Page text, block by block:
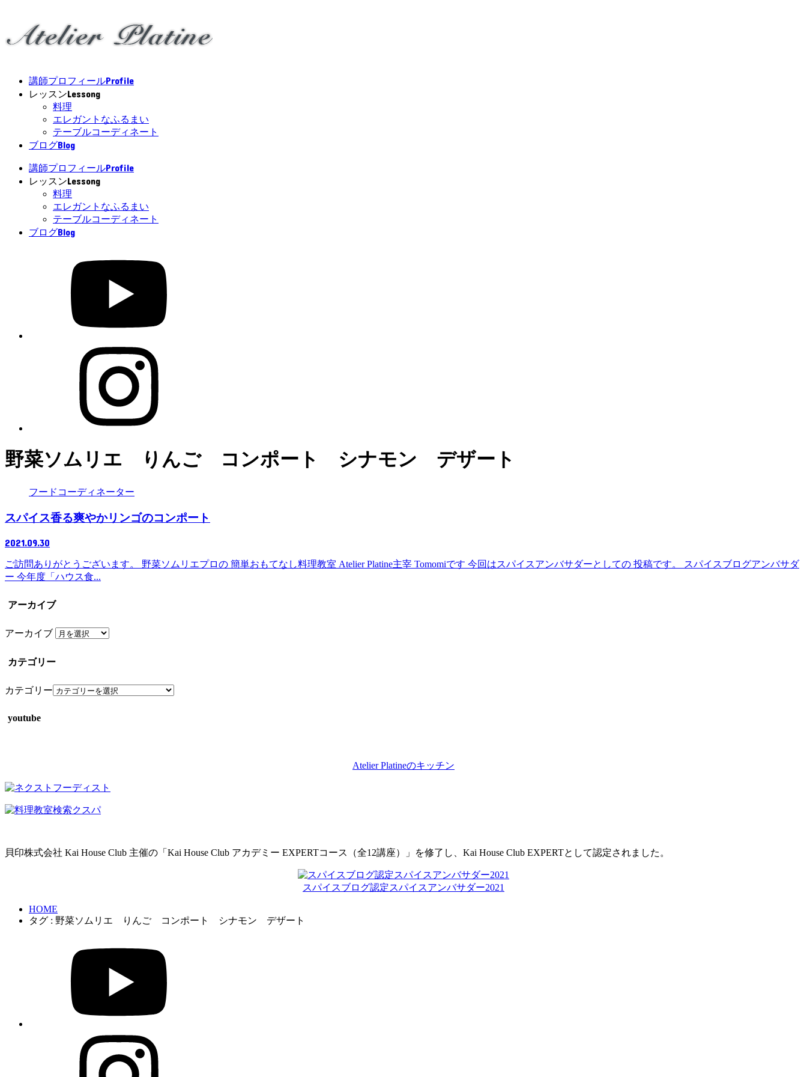
講師プロフィールProfile
レッスンLessong
料理
エレガントなふるまい
テーブルコーディネート
ブログBlog
講師プロフィールProfile
レッスンLessong
料理
エレガントなふるまい
テーブルコーディネート
ブログBlog
野菜ソムリエ りんご コンポート シナモン デザート
フードコーディネーター
スパイス香る爽やかリンゴのコンポート
2021.09.30
ご訪問ありがとうございます。 野菜ソムリエプロの 簡単おもてなし料理教室 Atelier Platine主宰 Tomomiです 今回はスパイスアンバサダーとしての 投稿です。 スパイスブログアンバサダ
ー 今年度「ハウス食...
アーカイブ
アーカイブ
カテゴリー
カテゴリー
youtube
Atelier Platineのキッチン
貝印株式会社 Kai House Club 主催の「Kai House Club アカデミー EXPERTコース（全12講座）」を修了し、Kai House Club EXPERTとして認定されました。
スパイスブログ認定スパイスアンバサダー2021
HOME
タグ : 野菜ソムリエ りんご コンポート シナモン デザート